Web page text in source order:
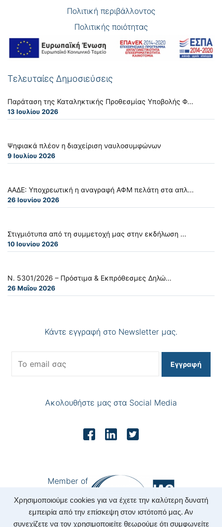
Χρησιμοποιούμε cookies για να έχετε την καλύτερη δυνατή
εμπειρία από την επίσκεψη στον ιστότοπό μας. Αν
συνεχίζετε να τον χρησιμοποιείτε θεωρούμε ότι συμφωνείτε
Πολιτική περιβάλλοντος
Πολιτικής ποιότητας
Τελευταίες Δημοσιεύσεις
Παράταση της Καταληκτικής Προθεσμίας Υποβολής Φ...
13 Ιουλίου 2026
Ψηφιακά πλέον η διαχείριση ναυλοσυμφώνων
9 Ιουλίου 2026
ΑΑΔΕ: Υποχρεωτική η αναγραφή ΑΦΜ πελάτη στα απλ...
26 Ιουνίου 2026
Στιγμιότυπα από τη συμμετοχή μας στην εκδήλωση ...
10 Ιουνίου 2026
Ν. 5301/2026 – Πρόστιμα & Εκπρόθεσμες Δηλώ...
26 Μαΐου 2026
Κάντε εγγραφή στο Newsletter μας.
Εγγραφή
Ακολουθήστε μας στα Social Media
Member of